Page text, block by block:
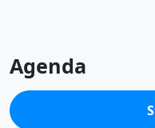
Agenda